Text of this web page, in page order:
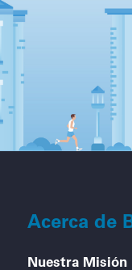
Acerca de
Nuestra Misión